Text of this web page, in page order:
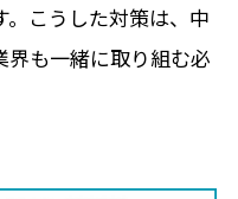
こうした対策は、中
も一緒に取り組む必